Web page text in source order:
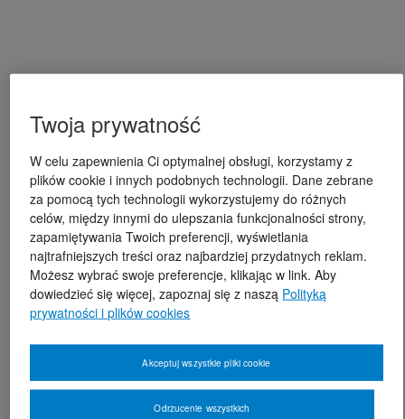
Twoja prywatność
W celu zapewnienia Ci optymalnej obsługi, korzystamy z
plików cookie i innych podobnych technologii. Dane zebrane
za pomocą tych technologii wykorzystujemy do różnych
celów, między innymi do ulepszania funkcjonalności strony,
zapamiętywania Twoich preferencji, wyświetlania
najtrafniejszych treści oraz najbardziej przydatnych reklam.
Możesz wybrać swoje preferencje, klikając w link. Aby
dowiedzieć się więcej, zapoznaj się z naszą Polityką
prywatności i plików cookies
Odrzucenie wszystkich
Akceptuj wszystkie pliki cookie